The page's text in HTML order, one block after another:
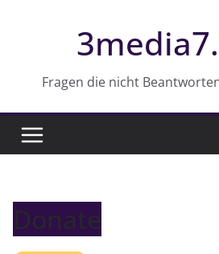
Fragen die nicht
Donate